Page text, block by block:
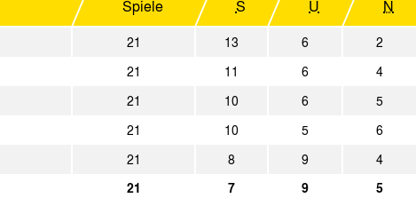
Alemannia Aachen 2:0 Rot-Weiss Essen
0:1
SV Lippstadt 08 3:0 Alemannia Aachen
Alemannia Aachen 2:1
SV Straelen 2:0 Alemannia Aachen
Spiele S U N
21 13 6 2
21 11 6 4
21 10 6 5
21 10 5 6
21 8 9 4
21 7 9 5